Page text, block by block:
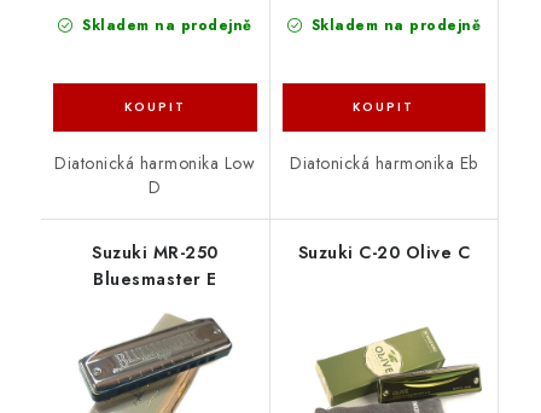
Skladem na prodejně
Diatonická harmonika Low
D
Skladem na prodejně
Diatonická harmonika Eb
Suzuki MR-250
Bluesmaster E
Suzuki C-20 Olive C